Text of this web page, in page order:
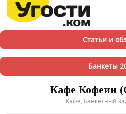
Статьи и
Банкеты
Кафе Кофеин
Кафе, Банкетный